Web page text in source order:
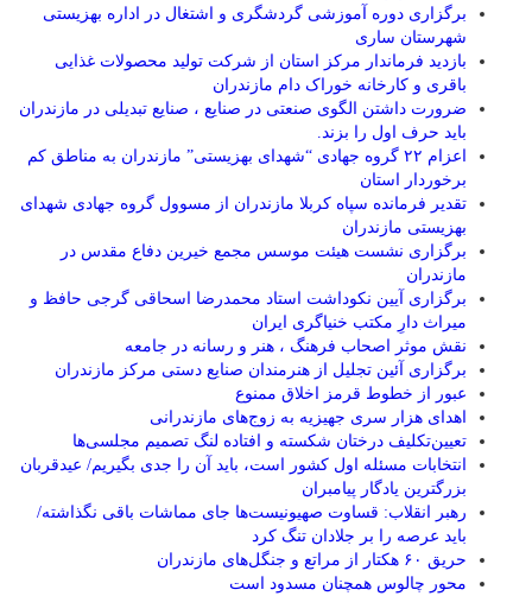
برگزاری دوره آموزشی گردشگری و اشتغال در اداره بهزیستی
شهرستان ساری
بازدید فرماندار مرکز استان از شرکت تولید محصولات غذایی
باقری و کارخانه خوراک دام مازندران
ضرورت داشتن الگوی صنعتی در صنایع ، صنایع تبدیلی در مازندران
باید حرف اول را بزند.
اعزام ۲۲ گروه جهادی “شهدای بهزیستی” مازندران به مناطق کم
برخوردار استان
تقدیر فرمانده سپاه کربلا مازندران از مسوول گروه جهادی شهدای
بهزیستی مازندران
برگزاری نشست هیئت موسس مجمع خیرین دفاع مقدس در
مازندران
برگزاری آیین نکوداشت استاد محمدرضا اسحاقی گرجی حافظ و
میراث دارِ مکتب خنیاگری ایران
نقش موثر اصحاب فرهنگ ، هنر و رسانه در جامعه
برگزاری آئین تجلیل از هنرمندان صنایع دستی مرکز مازندران
عبور از خطوط قرمز اخلاق ممنوع
اهدای هزار سری جهیزیه به زوج‌های مازندرانی
تعیین‌تکلیف درختان شکسته و افتاده لنگ تصمیم مجلسی‌ها
انتخابات مسئله اول کشور است، باید آن را جدی بگیریم/ عیدقربان
بزرگترین یادگار پیامبران
رهبر انقلاب: قساوت صهیونیست‌ها جای مماشات باقی نگذاشته/
باید عرصه را بر جلادان تنگ کرد
حریق ۶۰ هکتار از مراتع و جنگل‌های مازندران
محور چالوس همچنان مسدود است